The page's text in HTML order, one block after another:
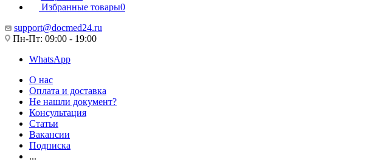
Избранные товары0
support@docmed24.ru
Пн-Пт: 09:00 - 19:00
WhatsApp
О нас
Оплата и доставка
Не нашли документ?
Консультация
Статьи
Вакансии
Подписка
...